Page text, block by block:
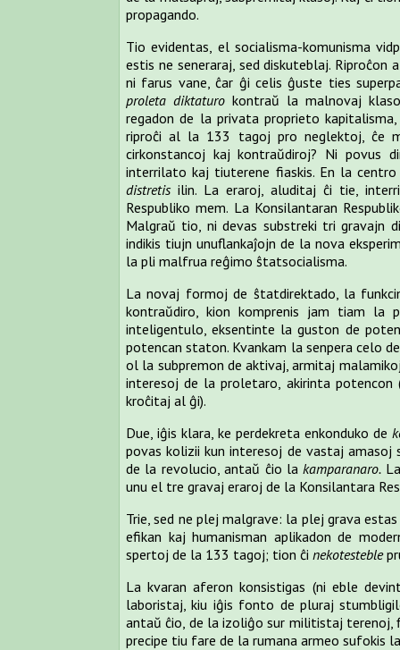
propagando.
Tio evidentas, el socialisma-komunisma
estis ne seneraraj, sed diskuteblaj.
ni farus vane, ĉar ĝi celis ĝuste ties
proleta diktaturo kontraŭ la malnovaj
regadon de la privata proprieto
riproĉi al la 133 tagoj pro neglektoj, ĉe
cirkonstancoj kaj kontraŭdiroj? Ni povus
interrilato kaj tiuterene fiaskis. En la
distretisilin. La eraroj, aluditaj ĉi tie,
Respubliko mem. La Konsilantaran
Malgraŭ tio, ni devas substreki tri gravajn
indikis tiujn unuflankaĵojn de la nova
la pli malfrua reĝimo ŝtatsocialisma.
La novaj formoj de ŝtatdirektado, la
kontraŭdiro, kion komprenis jam tiam la
inteligentulo, eksentinte la guston de
potencan staton. Kvankam la senpera celo
ol la subpremon de aktivaj, armitaj
interesoj de la proletaro, akirinta
kroĉitaj al ĝi).
Due, iĝis klara, ke perdekreta enkonduko de
povas kolizii kun interesoj de vastaj amasoj
de la revolucio, antaŭ ĉio lakamparanaro.
unu el tre gravaj eraroj de la Konsilantara
Trie, sed ne plej malgrave: la plej grava
efikan kaj humanisman aplikadon de
spertoj de la 133 tagoj; tion ĉi nekotesteble
La kvaran aferon konsistigas (ni eble
laboristaj, kiu iĝis fonto de pluraj
antaŭ ĉio, de la izoliĝo sur militistaj
precipe tiu fare de la rumana armeo sufokis